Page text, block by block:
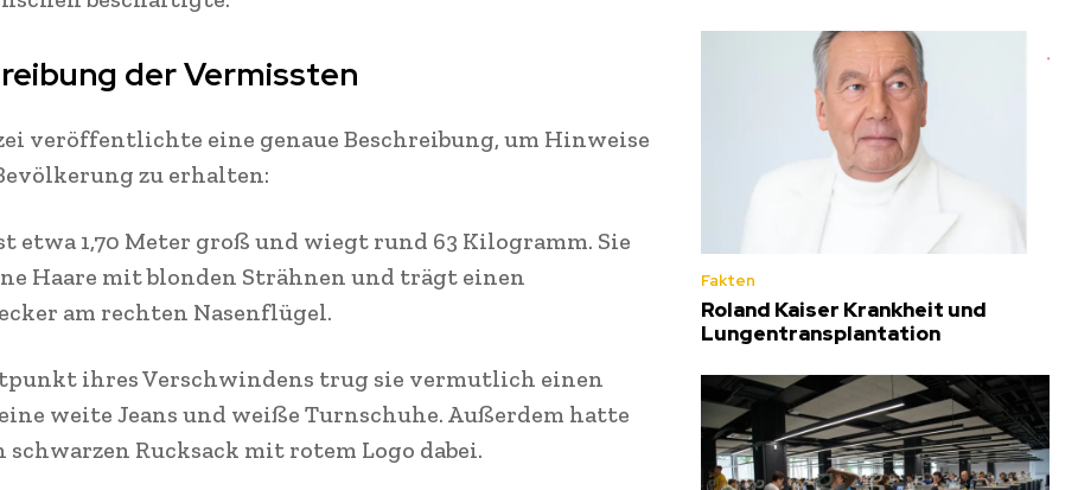
der Vermissten
veröffentlichte eine genaue Beschreibung, um Hinweise
zu erhalten:
etwa 1,70 Meter groß und wiegt rund 63 Kilogramm. Sie
Haare mit blonden Strähnen und trägt einen
am rechten Nasenflügel.
ihres Verschwindens trug sie vermutlich einen
weite Jeans und weiße Turnschuhe. Außerdem hatte
schwarzen Rucksack mit rotem Logo dabei.
Fakten
Roland Kaiser Krankheit und
Lungentransplantation